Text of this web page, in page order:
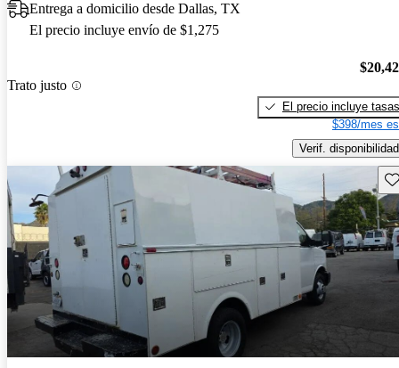
Entrega a domicilio desde Dallas, TX
El precio incluye envío de $1,275
Trato justo
El precio incluye tasas
$398/mes
Verif. disponibilidad